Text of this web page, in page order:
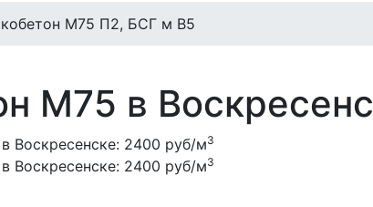
М75 П2, БСГ м В5
М75 в
Воскресенске: 2400 руб/м3
Воскресенске: 2400 руб/м3